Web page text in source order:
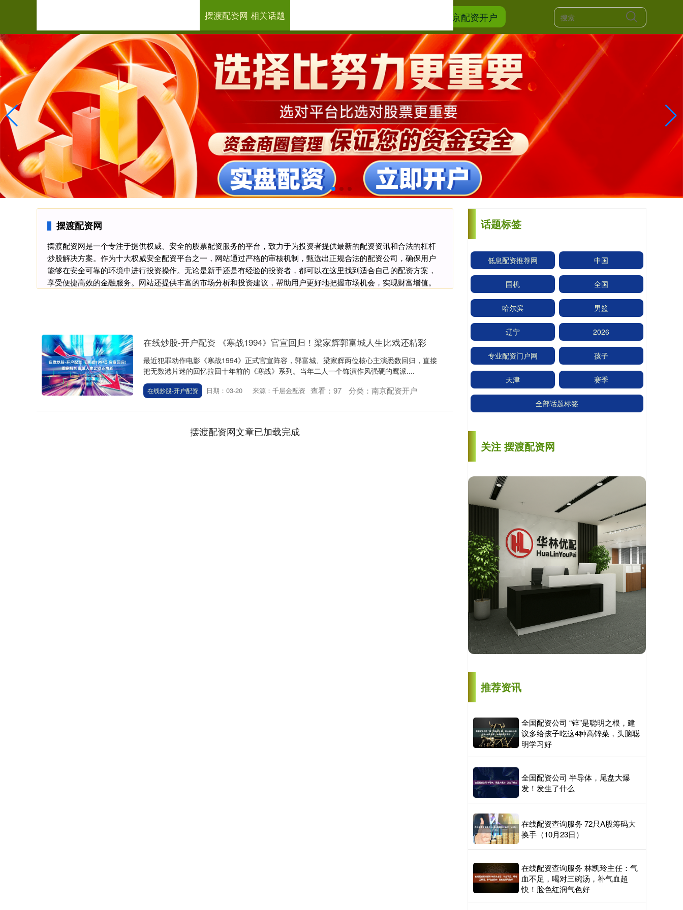
开户配资炒股 南京配资开户
摆渡配资网
摆渡配资网是一个专注于提供权威、安全的股票配资服务的平台，致力于为投资者提供最新的配资资讯和合法的杠杆
炒股解决方案。作为十大权威安全配资平台之一，网站通过严格的审核机制，甄选出正规合法的配资公司，确保用户
能够在安全可靠的环境中进行投资操作。无论是新手还是有经验的投资者，都可以在这里找到适合自己的配资方案，
享受便捷高效的金融服务。网站还提供丰富的市场分析和投资建议，帮助用户更好地把握市场机会，实现财富增值。
摆渡配资网 相关话题
在线炒股-开户配资 《寒战1994》官宣回归！梁家辉郭富城人生比戏还精彩
最近犯罪动作电影《寒战1994》正式官宣阵容，郭富城、梁家辉两位核心主演悉数回归，直接
把无数港片迷的回忆拉回十年前的《寒战》系列。当年二人一个饰演作风强硬的鹰派....
在线炒股-开户配资 日期：03-20 来源：千层金配资 查看： 97 分类： 南京配资开户
摆渡配资网文章已加载完成
话题标签
低息配资推荐网 中国
国机 全国
哈尔滨 男篮
辽宁 2026
专业配资门户网 孩子
天津 赛季
全部话题标签
关注 摆渡配资网
推荐资讯
全国配资公司 “锌”是聪明之根，建
议多给孩子吃这4种高锌菜，头脑聪
明学习好
全国配资公司 半导体，尾盘大爆
发！发生了什么
在线配资查询服务 72只A股筹码大
换手（10月23日）
在线配资查询服务 林凯玲主任：气
血不足，喝对三碗汤，补气血超
快！脸色红润气色好